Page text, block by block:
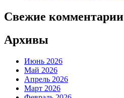
Свежие комментарии
Архивы
Июнь 2026
Май 2026
Апрель 2026
Март 2026